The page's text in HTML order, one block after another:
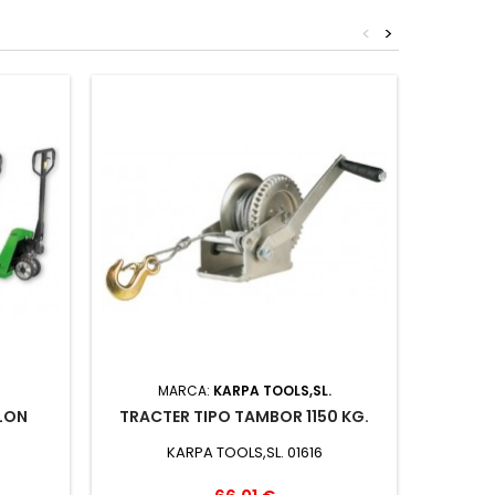
>
<
MARCA: KARPA TOOLS,SL.
TRACTER TIPO TAMBOR 1150 KG.
KARPA TOOLS,SL. 01616